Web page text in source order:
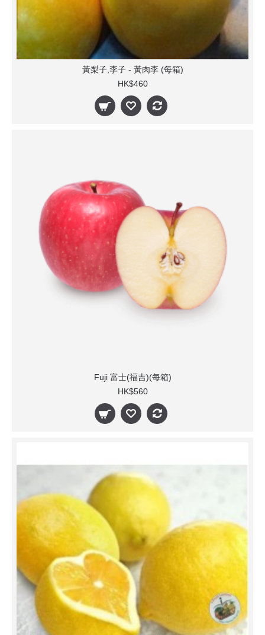
黃梨子,李子 - 黃肉李 (每箱)
HK$460
Fuji 富士(福吉)(每箱)
HK$560